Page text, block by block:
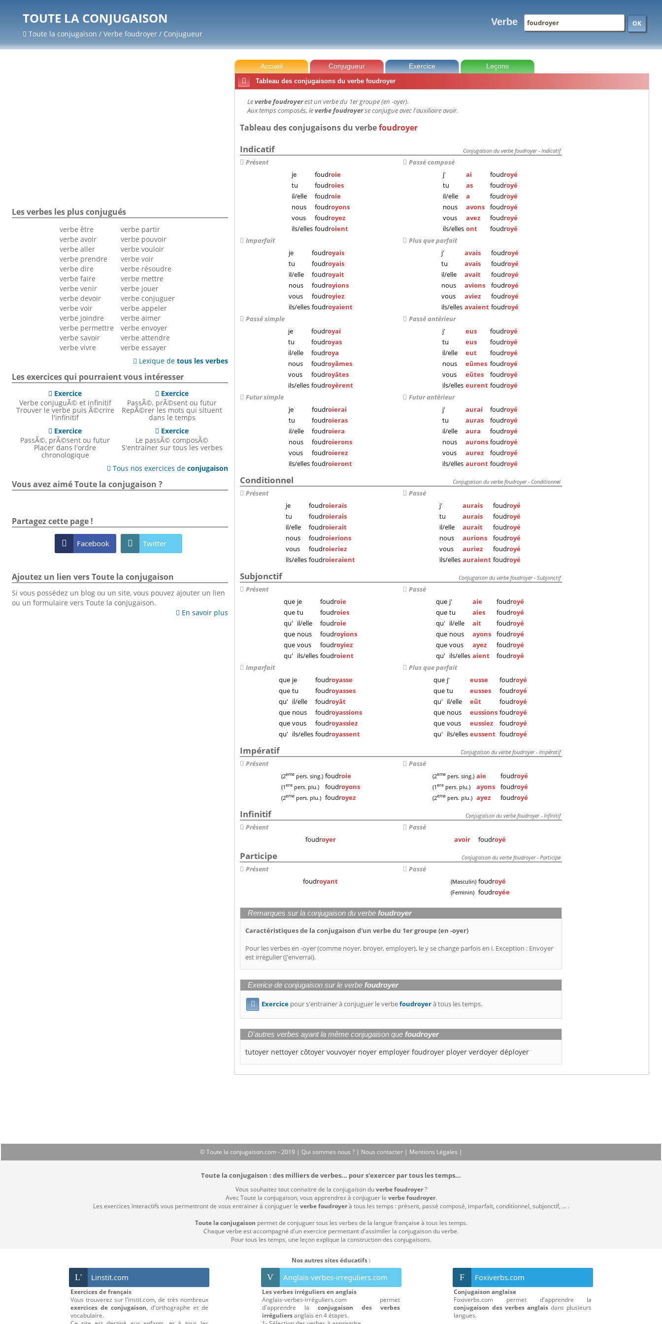
TOUTE LA CONJUGAISON
Toute la conjugaison / Verbe foudroyer / Conjugueur
Verbe OK
Accueil Conjugueur Exercice
Leçons

Tableau des conjugaisons du verbe foudroyer
Leverbe foudroyerest un verbe du 1er groupe (en -oyer).
Aux temps composés, leverbe foudroyerse conjugue avec l'auxiliaire avoir.
Tableau des conjugaisons du verbefoudroyer
Conjugaison du verbe foudroyer - Indicatif
Indicatif
Présent
je
foudroie
tu
foudroies
il/elle
foudroie
nous
foudroyons
vous
foudroyez
ils/elles foudroient
Passé composé
j'
ai foudroyé
tu
as foudroyé
il/elle
a foudroyé
nous
avons foudroyé
vous
avez foudroyé
ils/elles ont foudroyé
Imparfait
je
foudroyais
tu
foudroyais
il/elle
foudroyait
nous
foudroyions
vous
foudroyiez
ils/elles foudroyaient
Plus que parfait
j'
avais foudroyé
tu
avais foudroyé
il/elle
avait foudroyé
nous
avions foudroyé
vous
aviez foudroyé
ils/elles avaient foudroyé
Passé simple
je
foudroyai
tu
foudroyas
il/elle
foudroya
nous
foudroyâmes
vous
foudroyâtes
ils/elles foudroyèrent
Passé antérieur
j'
eus foudroyé
tu
eus foudroyé
il/elle
eut foudroyé
nous
eûmes foudroyé
vous
eûtes foudroyé
ils/elles eurent foudroyé
Futur simple
je
foudroierai
tu
foudroieras
il/elle
foudroiera
nous
foudroierons
vous
foudroierez
ils/elles foudroieront
Futur antérieur
j'
aurai foudroyé
tu
auras foudroyé
il/elle
aura foudroyé
nous
aurons foudroyé
vous
aurez foudroyé
ils/elles auront foudroyé
Conjugaison du verbe foudroyer - Conditionnel
Conditionnel
Présent
je
foudroierais
tu
foudroierais
il/elle
foudroierait
nous
foudroierions
vous
foudroieriez
ils/elles foudroieraient
Passé
j'
aurais foudroyé
tu
aurais foudroyé
il/elle
aurait foudroyé
nous
aurions foudroyé
vous
auriez foudroyé
ils/elles auraient foudroyé
Conjugaison du verbe foudroyer - Subjonctif
Subjonctif
Présent
que je foudroie
que tu foudroies
qu' il/elle foudroie
que nous foudroyions
que vous foudroyiez
qu' ils/elles foudroient
Passé
que j' aie foudroyé
que tu aies foudroyé
qu' il/elle ait foudroyé
que nous ayons foudroyé
que vous ayez foudroyé
qu' ils/elles aient foudroyé
Imparfait
que je foudroyasse
que tu foudroyasses
qu' il/elle foudroyât
que nous foudroyassions
que vous foudroyassiez
qu' ils/elles foudroyassent
Plus que parfait
que j' eusse foudroyé
que tu eusses foudroyé
qu' il/elle eût foudroyé
que nous eussions foudroyé
que vous eussiez foudroyé
qu' ils/elles eussent foudroyé
Conjugaison du verbe foudroyer - Impératif
Impératif
Présent
(2emepers. sing.) foudroie
(1erepers. plu.) foudroyons
(2emepers. plu.) foudroyez
Passé
(2emepers. sing.) aie foudroyé
(1erepers. plu.) ayons foudroyé
(2emepers. plu.) ayez foudroyé
Conjugaison du verbe foudroyer - Infinitif
Infinitif
Présent
foudroyer
Passé
avoir
foudroyé
Conjugaison du verbe foudroyer - Participe
Participe
Présent
foudroyant
Passé
(Masculin) foudroyé
(Feminin) foudroyée
Remarques sur la conjugaison du verbefoudroyer
Caractéristiques de la conjugaison d'un verbe du 1er groupe (en -oyer)
Pour les verbes en -oyer (comme noyer, broyer, employer), le y se change parfois en i. Exception : Envoyer
est irrégulier (j'enverrai).
Exerice de conjugaison sur le verbefoudroyer
 Exercice pour s'entrainer à conjuguer le verbefoudroyerà tous les temps.
D'autres verbes ayant la même conjugaison quefoudroyer
tutoyer nettoyer côtoyer vouvoyer noyer employer foudroyer ployer verdoyer déployer
Les verbes les plus conjugués
verbe être
verbe avoir
verbe aller
verbe prendre
verbe dire
verbe faire
verbe venir
verbe devoir
verbe voir
verbe joindre
verbe permettre
verbe savoir
verbe vivre
verbe partir
verbe pouvoir
verbe vouloir
verbe voir
verbe résoudre
verbe mettre
verbe jouer
verbe conjuguer
verbe appeler
verbe aimer
verbe envoyer
verbe attendre
verbe essayer
 Lexique detous les verbes
Les exercices qui pourraient vous intéresser
 Exercice
Verbe conjuguÃ© et infinitif
Trouver le verbe puis Ã©crire
l'infinitif
 Exercice
PassÃ©, prÃ©sent ou futur
RepÃ©rer les mots qui situent
dans le temps
 Exercice
PassÃ©, prÃ©sent ou futur
Placer dans l'ordre
chronologique
 Exercice
Le passÃ© composÃ©
S'entrainer sur tous les verbes
 Tous nos exercices deconjugaison
Vous avez aimé Toute la conjugaison ?
Partagez cette page !
 Facebook  Twitter
Ajoutez un lien vers Toute la conjugaison
Si vous possédez un blog ou un site, vous pouvez ajouter un lien
ou un formulaire vers Toute la conjugaison.
 En savoir plus
© Toute la conjugaison.com - 2019 | Qui sommes nous ? | Nous contacter | Mentions Légales |
Toute la conjugaison : des milliers de verbes... pour s'exercer par tous les temps...
Vous souhaitez tout connaitre de la conjugaison duverbe foudroyer?
Avec Toute la conjugaison, vous apprendrez à conjuguer le verbe foudroyer.
Les exercices interactifs vous permettront de vous entrainer à conjuguer le verbe foudroyerà tous les temps : présent, passé composé, imparfait, conditionnel, subjonctif, ... .
Toute la conjugaison permet de conjuguer tous les verbes de la langue française à tous les temps.
Chaque verbe est accompagné d'un exercice permettant d'assimiler la conjugaison du verbe.
Pour tous les temps, une leçon explique la construction des conjugaisons.
Nos autres sites éducatifs :
L' Linstit.com
Exercices de français
Vous trouverez sur l'instit.com, de très nombreux
exercices de conjugaison, d'orthographe et de
vocabulaire.
V Anglais-verbes-irreguliers.com
Les verbes irréguliers en anglais
Anglais-verbes-irréguliers.com permet
d'apprendre la conjugaison des verbes
irréguliersanglais en 4 étapes.
F Foxiverbs.com
Conjugaison anglaise
Foxiverbs.com permet d'apprendre la
conjugaison des verbes anglaisdans plusieurs
langues.